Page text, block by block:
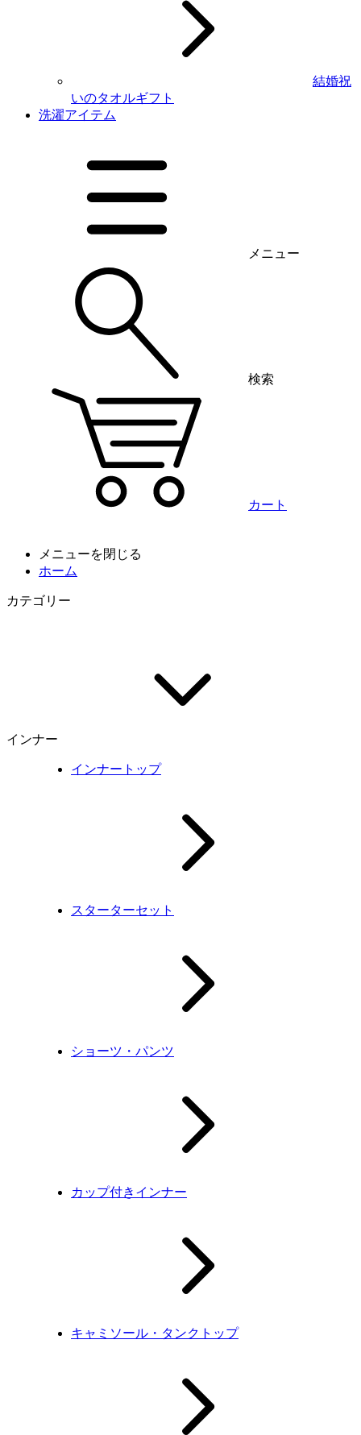
結婚祝
いのタオルギフト
洗濯アイテム
メニュー
検索
カート
メニューを閉じる
ホーム
カテゴリー
インナー
インナートップ
スターターセット
ショーツ・パンツ
カップ付きインナー
キャミソール・タンクトップ